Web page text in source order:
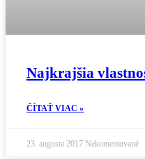
Najkrajšia
ČÍTAŤ VIAC »
23. augusta 2017 Nekomentované